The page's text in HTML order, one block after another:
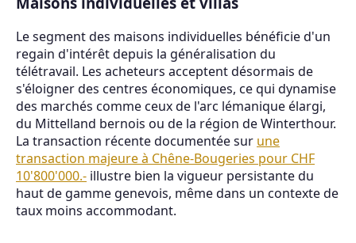
Le segment des maisons individuelles bénéficie d'un
regain d'intérêt depuis la généralisation du
télétravail. Les acheteurs acceptent désormais de
s'éloigner des centres économiques, ce qui dynamise
des marchés comme ceux de l'arc lémanique élargi,
du Mittelland bernois ou de la région de Winterthour.
La transaction récente documentée sur une
transaction majeure à Chêne-Bougeries pour CHF
10'800'000.- illustre bien la vigueur persistante du
haut de gamme genevois, même dans un contexte de
taux moins accommodant.